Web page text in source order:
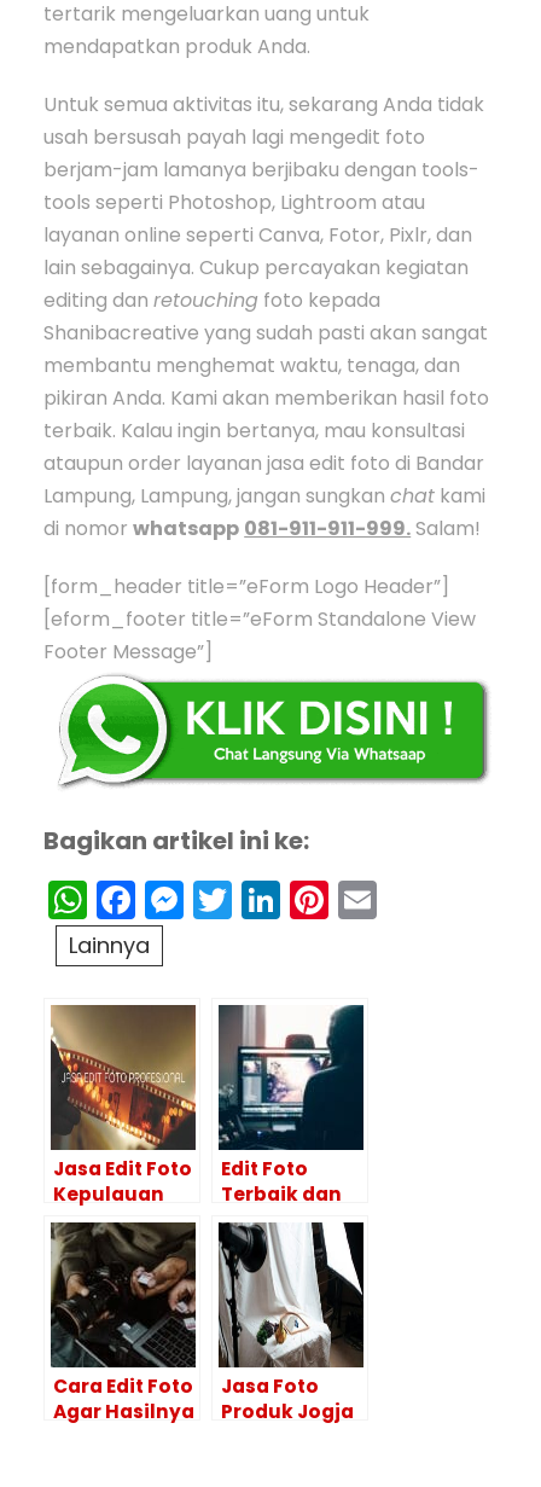
tertarik mengeluarkan uang untuk
mendapatkan produk Anda.
Untuk semua aktivitas itu, sekarang Anda tidak
usah bersusah payah lagi mengedit foto
berjam-jam lamanya berjibaku dengan tools-
tools seperti Photoshop, Lightroom atau
layanan online seperti Canva, Fotor, Pixlr, dan
lain sebagainya. Cukup percayakan kegiatan
editing danretouching foto kepada
Shanibacreative yang sudah pasti akan sangat
membantu menghemat waktu, tenaga, dan
pikiran Anda. Kami akan memberikan hasil foto
terbaik. Kalau ingin bertanya, mau konsultasi
ataupun order layanan jasa edit foto di Bandar
Lampung, Lampung, jangan sungkanchat kami
di nomorwhatsapp 081-911-911-999.Salam!
[form_header title=”eForm Logo Header”]
[eform_footer title=”eForm Standalone View
Footer Message”]
Bagikan artikel ini ke:
WhatsApp
Facebook
Messenger
Twitter
LinkedIn
Pinterest
Lainnya
Jasa Edit Foto
Kepulauan
Selayar
HASILNYA
BAGUS!
Edit Foto
Terbaik dan
Hasil
Maksimal Itu
Ya di Editor
Foto
Profesional
Cara Edit Foto
Agar Hasilnya
Jasa Foto
Produk Jogja